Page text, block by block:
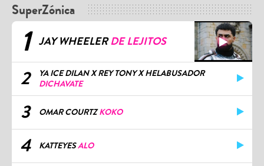
SuperZónica
1 JAY WHEELERDE LEJITOS
2
YA ICE DILAN X REY TONY X HELABUSADOR
DICHAVATE
3 OMAR COURTZKOKO
4 KATTEYESALO